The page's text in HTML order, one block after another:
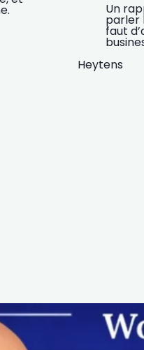
Un
parler
faut
Heytens